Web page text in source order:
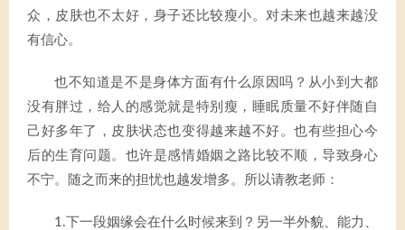
众，皮肤也不太好，身子还比较瘦小。对未来也越来越没
有信心。
也不知道是不是身体方面有什么原因吗？从小到大都
没有胖过，给人的感觉就是特别瘦，睡眠质量不好伴随自
己好多年了，皮肤状态也变得越来越不好。也有些担心今
后的生育问题。也许是感情婚姻之路比较不顺，导致身心
不宁。随之而来的担忧也越发增多。所以请教老师：
1.下一段姻缘会在什么时候来到？另一半外貌、能力、